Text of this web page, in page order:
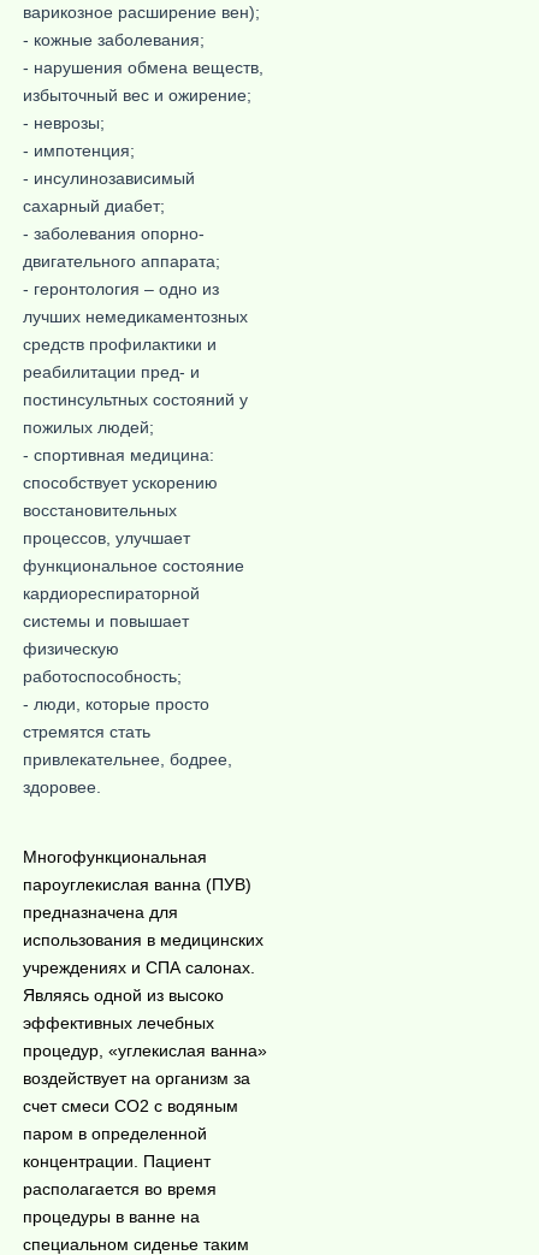
варикозное расширение вен);
- кожные заболевания;
- нарушения обмена веществ,
избыточный вес и ожирение;
- неврозы;
- импотенция;
- инсулинозависимый
сахарный диабет;
- заболевания опорно-
двигательного аппарата;
- геронтология – одно из
лучших немедикаментозных
средств профилактики и
реабилитации пред- и
постинсультных состояний у
пожилых людей;
- спортивная медицина:
способствует ускорению
восстановительных
процессов, улучшает
функциональное состояние
кардиореспираторной
системы и повышает
физическую
работоспособность;
- люди, которые просто
стремятся стать
привлекательнее, бодрее,
здоровее.
Многофункциональная
пароуглекислая ванна (ПУВ)
предназначена для
использования в медицинских
учреждениях и СПА салонах.
Являясь одной из высоко
эффективных лечебных
процедур, «углекислая ванна»
воздействует на организм за
счет смеси СО2 с водяным
паром в определенной
концентрации. Пациент
располагается во время
процедуры в ванне на
специальном сиденье таким